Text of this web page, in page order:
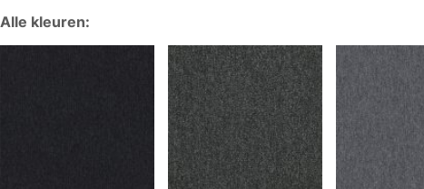
Alle kleuren: